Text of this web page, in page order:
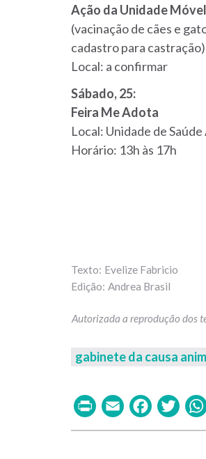
Ação da Unidade
(vacinação de cães e
cadastro para castração)
Local: a confirmar
Sábado, 25:
Feira Me Adota
Local: Unidade de
Horário: 13h às 17h
Evelize Fabricio
Andrea Brasil
gabinete da causa
PrintEmail